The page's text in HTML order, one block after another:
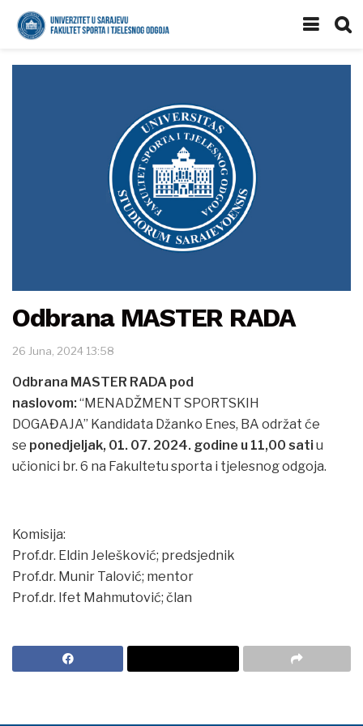
Odbrana MASTER RADA
26 Juna, 2024 13:58
Odbrana MASTER RADA pod
naslovom: “MENADŽMENT SPORTSKIH
DOGAĐAJA” Kandidata Džanko Enes, BA održat će
se ponedjeljak, 01. 07. 2024. godine u 11,00 sati u
učionici br. 6 na Fakultetu sporta i tjelesnog odgoja.
Komisija:
Prof.dr. Eldin Jelešković; predsjednik
Prof.dr. Munir Talović; mentor
Prof.dr. Ifet Mahmutović; član